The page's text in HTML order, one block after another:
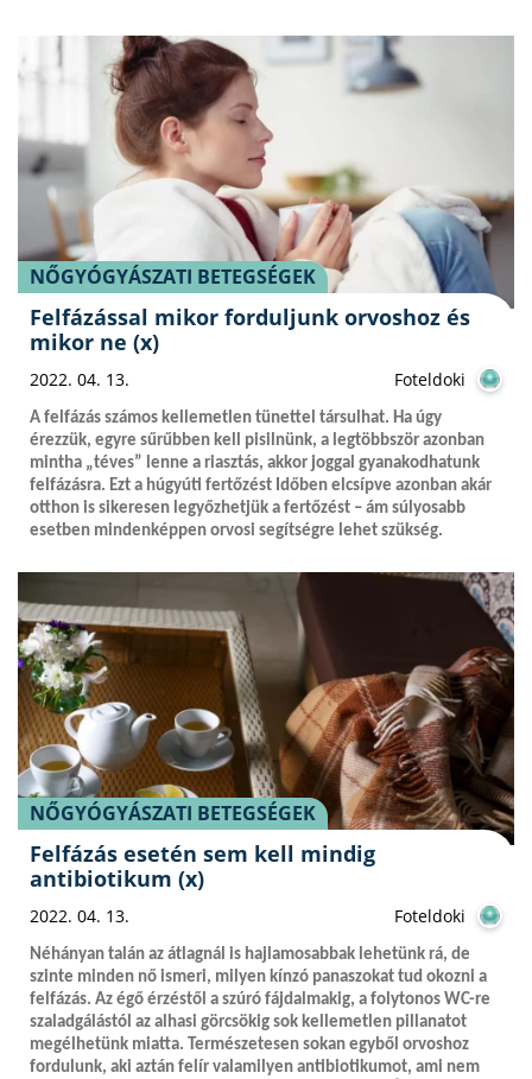
NŐGYÓGYÁSZATI BETEGSÉGEK
Felfázással mikor forduljunk orvoshoz és
mikor ne (x)
2022. 04. 13. Foteldoki
A felfázás számos kellemetlen tünettel társulhat. Ha úgy
érezzük, egyre sűrűbben kell pisilnünk, a legtöbbször azonban
mintha „téves” lenne a riasztás, akkor joggal gyanakodhatunk
felfázásra. Ezt a húgyúti fertőzést Időben elcsípve azonban akár
otthon is sikeresen legyőzhetjük a fertőzést – ám súlyosabb
esetben mindenképpen orvosi segítségre lehet szükség.
NŐGYÓGYÁSZATI BETEGSÉGEK
Felfázás esetén sem kell mindig
antibiotikum (x)
2022. 04. 13. Foteldoki
Néhányan talán az átlagnál is hajlamosabbak lehetünk rá, de
szinte minden nő ismeri, milyen kínzó panaszokat tud okozni a
felfázás. Az égő érzéstől a szúró fájdalmakig, a folytonos WC-re
szaladgálástól az alhasi görcsökig sok kellemetlen pillanatot
megélhetünk miatta. Természetesen sokan egyből orvoshoz
fordulunk, aki aztán felír valamilyen antibiotikumot, ami nem